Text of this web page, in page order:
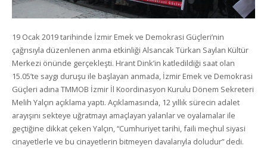
19 Ocak 2019 tarihinde İzmir Emek ve Demokrasi Güçleri’nin
çağrısıyla düzenlenen anma etkinliği Alsancak Türkan Saylan Kültür
Merkezi önünde gerçekleşti. Hrant Dink’in katledildiği saat olan
15.05’te saygı duruşu ile başlayan anmada, İzmir Emek ve Demokrasi
Güçleri adına TMMOB İzmir İl Koordinasyon Kurulu Dönem Sekreteri
Melih Yalçın açıklama yaptı. Açıklamasında, 12 yıllık sürecin adalet
arayışını sekteye uğratmayı amaçlayan yalanlar ve oyalamalar ile
geçtiğine dikkat çeken Yalçın, “Cumhuriyet tarihi, faili meçhul siyasi
cinayetlerle ve bu cinayetlerin bitmeyen davalarıyla doludur” dedi.